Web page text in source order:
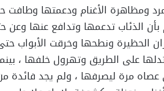
ومظاهرة الأغنام ودعمتها
بأن الذئاب تدعمها وتدافع عنها
الحظيرة ونطحها وخرقت الأبواب
تدلها على الطريق وتهرول خلفها ،
مرة ليصرفها ، ولم يجد فائدة